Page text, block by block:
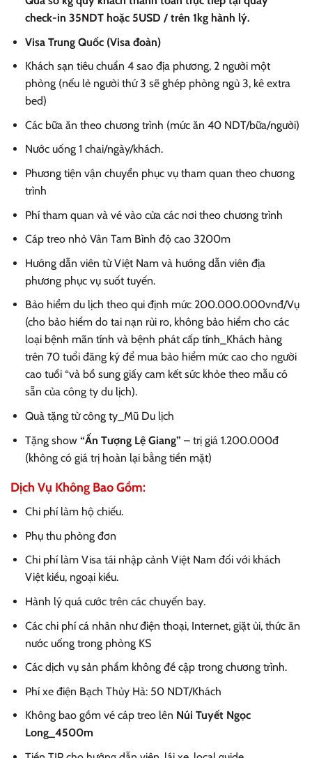
check-in 35NDT hoặc 5USD / trên 1kg hành lý.
Visa Trung Quốc (Visa đoàn)
Khách sạn tiêu chuẩn 4 sao địa phương, 2 người một
phòng (nếu lẻ người thứ 3 sẽ ghép phòng ngủ 3, kê extra
bed)
Các bữa ăn theo chương trình (mức ăn 40 NDT/bữa/người)
Nước uống 1 chai/ngày/khách.
Phương tiện vận chuyển phục vụ tham quan theo chương
trình
Phí tham quan và vé vào cửa các nơi theo chương trình
Cáp treo nhỏ Vân Tam Bình độ cao 3200m
Hướng dẫn viên từ Việt Nam và hướng dẫn viên địa
phương phục vụ suốt tuyến.
Bảo hiểm du lịch theo qui định mức 200.000.000vnđ/Vụ
(cho bảo hiểm do tai nạn rủi ro, không bảo hiểm cho các
loại bệnh mãn tính và bệnh phát cấp tính_Khách hàng
trên 70 tuổi đăng ký để mua bảo hiểm mức cao cho người
cao tuổi “và bổ sung giấy cam kết sức khỏe theo mẫu có
sẵn của công ty du lịch).
Quà tặng từ công ty_Mũ Du lịch
Tặng show “Ấn Tượng Lệ Giang” – trị giá 1.200.000đ
(không có giá trị hoàn lại bằng tiền mặt)
Dịch Vụ Không Bao Gồm:
Chi phí làm hộ chiếu.
Phụ thu phòng đơn
Chi phí làm Visa tái nhập cảnh Việt Nam đối với khách
Việt kiều, ngoại kiều.
Hành lý quá cước trên các chuyến bay.
Các chi phí cá nhân như điện thoại, Internet, giặt ủi, thức ăn
nước uống trong phòng KS
Các dịch vụ sản phẩm không đề cập trong chương trình.
Phí xe điện Bạch Thủy Hà: 50 NDT/Khách
Không bao gồm vé cáp treo lên Núi Tuyết Ngọc
Long_4500m